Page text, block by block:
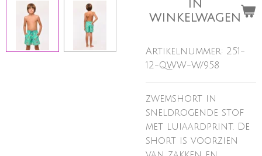
IN
WINKELWAGEN
Artikelnummer: 251-
12-QWW-W/958
zwemshort in
sneldrogende stof
met luiaardprint. De
short is voorzien